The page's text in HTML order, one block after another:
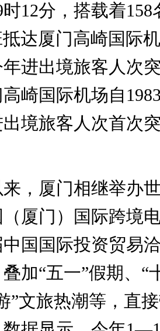
分，搭载着158
达厦门高崎国际
进出境旅客人次
崎国际机场自
境旅客人次首次
厦门相继举办世
厦门）国际跨境
国国际投资贸易
加“五一”假期、“
”文旅热潮等，直